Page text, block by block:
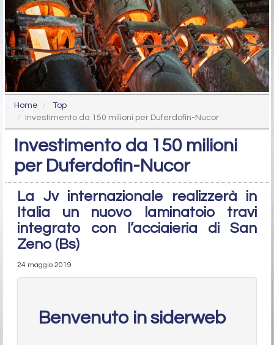
Home
Top
Investimento da 150 milioni per Duferdofin-Nucor
Investimento da 150 milioni
per Duferdofin-Nucor
La Jv internazionale realizzerà in
Italia un nuovo laminatoio travi
integrato con l’acciaieria di San
Zeno (Bs)
24 maggio 2019
Benvenuto in siderweb